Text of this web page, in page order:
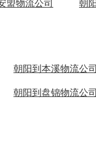
盟物流公司 朝
朝阳到本溪物流公司
朝阳到盘锦物流公司